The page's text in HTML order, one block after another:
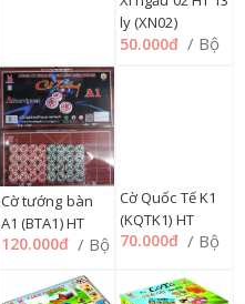
ly (XN02)
50.000đ / Bộ
Cờ tướng bàn
A1 (BTA1) HT
120.000đ / Bộ
Cờ Quốc Tế K1
(KQTK1) HT
70.000đ / Bộ